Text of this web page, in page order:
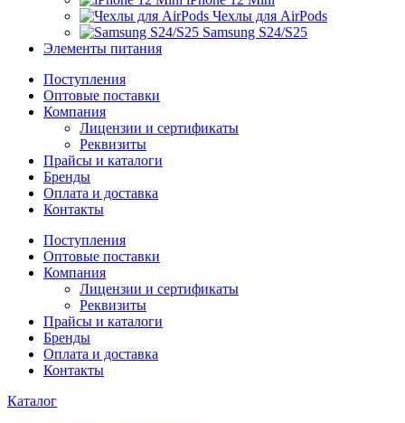
Чехлы для AirPods
Samsung S24/S25
Элементы питания
Поступления
Оптовые поставки
Компания
Лицензии и сертификаты
Реквизиты
Прайсы и каталоги
Бренды
Оплата и доставка
Контакты
Поступления
Оптовые поставки
Компания
Лицензии и сертификаты
Реквизиты
Прайсы и каталоги
Бренды
Оплата и доставка
Контакты
Каталог